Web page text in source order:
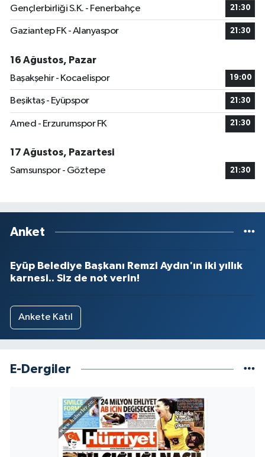
Gençlerbirliği S.K. - Fenerbahçe 21:30
Gaziantep FK - Alanyaspor 21:30
16 Ağustos, Pazar
Başakşehir - Kocaelispor
19:00
Beşiktaş - Eyüpspor 21:30
Amed - Erzurumspor FK 21:30
17 Ağustos, Pazartesi
Samsunspor - Göztepe
21:30
Anket
Eyüp Belediye Başkanı Remzi Aydın'ın iki yıllık
karnesi.. Siz de not verin!
Ankete Katıl
E-Dergiler